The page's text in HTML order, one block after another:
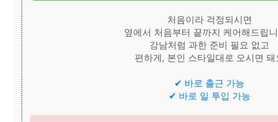
처음이라 걱정되시면
옆에서 처음부터 끝까지 케어해드립
강남처럼 과한 준비 필요 없고
편하게, 본인 스타일대로 오시면 돼
✔ 바로 출근 가능
✔ 바로 일 투입 가능